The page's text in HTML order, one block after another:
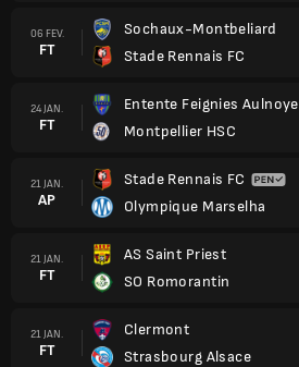
06 FEV.
FT
Sochaux-Montbeliard
Stade Rennais FC
24 JAN.
FT
Entente Feignies Aulnoye
Montpellier HSC
21 JAN.
AP
Stade Rennais FC
Olympique Marselha
21 JAN.
FT
AS Saint Priest
SO Romorantin
21 JAN.
FT
Clermont
Strasbourg Alsace